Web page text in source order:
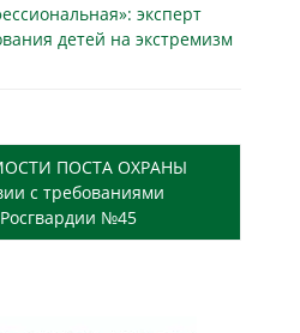
эксперт
детей на экстремизм
ПОСТА ОХРАНЫ
с требованиями
№45